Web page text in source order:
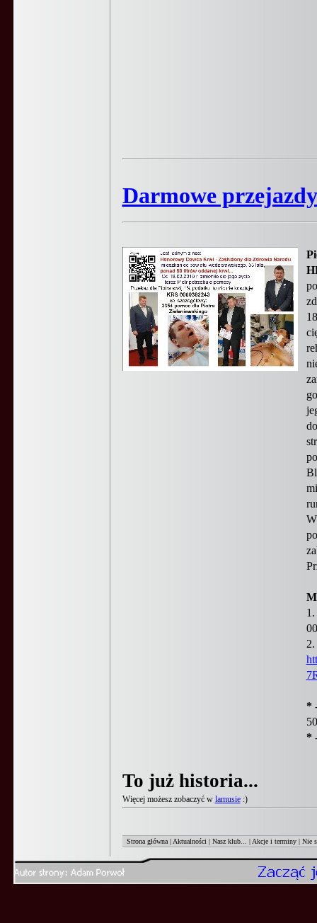
Darmowe
M
1.
2.
*
*
To już historia...
Więcej możesz zobaczyć w lamusie:)
Strona główna| Aktualności | Nasz klub... | Akcje i terminy| Nie